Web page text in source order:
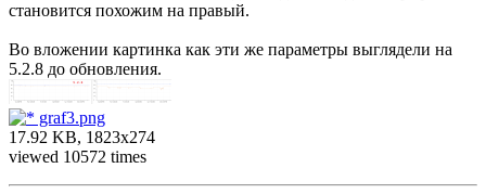
становится похожим на правый.
Во вложении картинка как эти же параметры выглядели на
5.2.8 до обновления.
graf3.png
17.92 KB, 1823x274
viewed 10572 times